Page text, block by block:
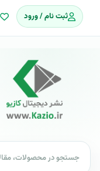
ثبت نام / ورود